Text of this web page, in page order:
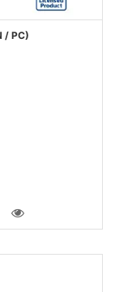
/ PC)